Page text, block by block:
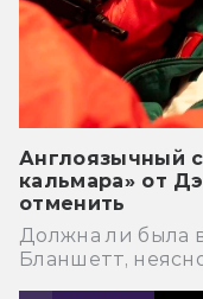
Англоязычный
кальмара» от
отменить
Должна ли была
Бланшетт,